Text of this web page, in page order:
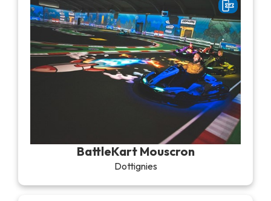
BattleKart Mouscron
Dottignies